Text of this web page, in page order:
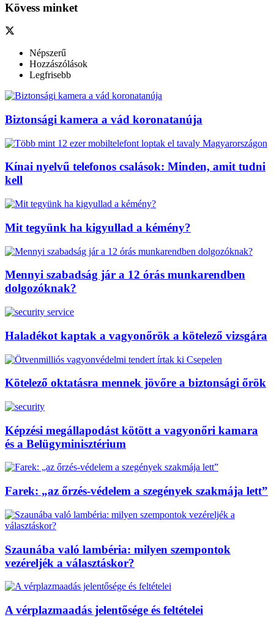
Kövess minket
Népszerű
Hozzászólások
Legfrisebb
Biztonsági kamera a vád koronatanúja
Kínai nyelvű telefonos csalások: Minden, amit tudni
kell
Mit tegyünk ha kigyullad a kémény?
Mennyi szabadság jár a 12 órás munkarendben
dolgozóknak?
Haladékot kaptak a vagyonőrök a kötelező vizsgára
Kötelező oktatásra mennek jövőre a biztonsági őrök
Képzési megállapodást kötött a vagyonőri kamara
és a Belügyminisztérium
Farek: „az őrzés-védelem a szegények szakmája lett”
Szaunába való lambéria: milyen szempontok
vezéreljék a választáskor?
A vérplazmaadás jelentősége és feltételei